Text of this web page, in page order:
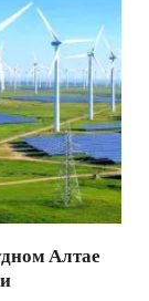
Алтае